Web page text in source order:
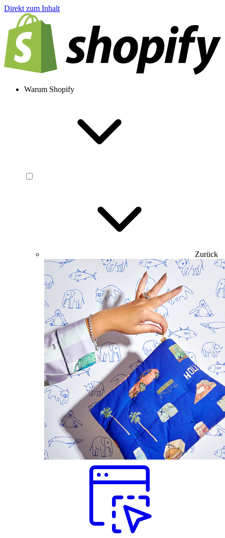
Direkt zum Inhalt
Warum Shopify
Zurück